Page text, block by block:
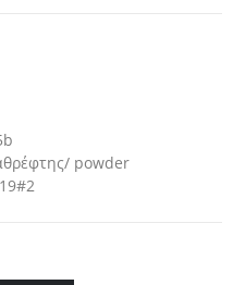
powder